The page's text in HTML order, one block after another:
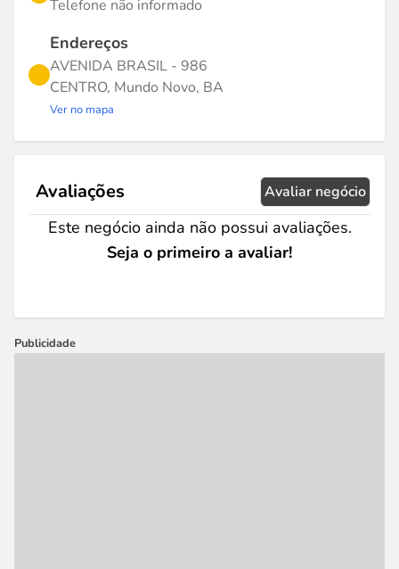
Telefone não informado
Endereços
AVENIDA BRASIL - 986
CENTRO, Mundo Novo, BA
Ver no mapa
Avaliações Avaliar negócio
Este negócio ainda não possui avaliações.
Seja o primeiro a avaliar!
Publicidade